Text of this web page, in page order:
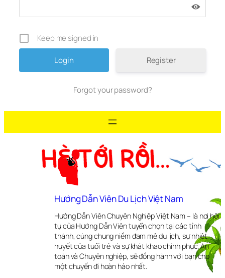
Keep me signed in
Register
Forgot your password?
Hướng Dẫn Viên Du Lịch Việt Nam
Hướng Dẫn Viên Chuyên Nghiệp Việt Nam – là nơi hội
tụ của Hướng Dẫn Viên tuyển chọn tại các tỉnh
thành, cùng chung niềm đam mê du lịch, sự nhiệt
huyết của tuổi trẻ và sự khát khao chinh phục. An
toàn và Chuyên nghiệp, sẽ đồng hành với bạn cho
một chuyến đi hoàn hảo nhất.